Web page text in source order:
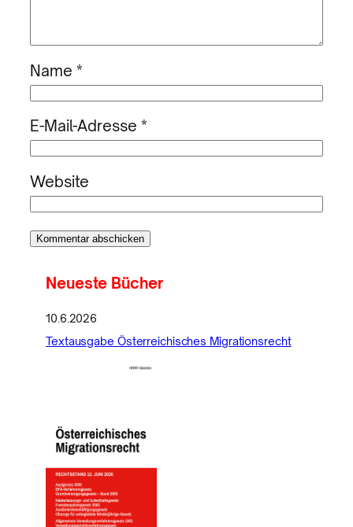
Name *
E-Mail-Adresse *
Website
Neueste Bücher
10.6.2026
Textausgabe Österreichisches Migrationsrecht